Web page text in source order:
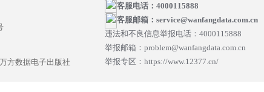
方数据电子出版社
客服电话：4000115888
客服邮箱：service@wanfangdata.com.cn
违法和不良信息举报电话：4000115888
举报邮箱：problem@wanfangdata.com.cn
举报专区：https://www.12377.cn/